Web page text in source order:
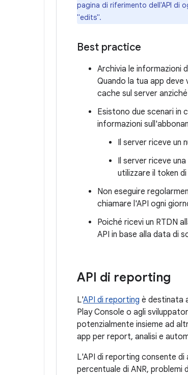
pagina di riferimento dell'API di
"edits".
Best practice
Archivia le informazioni
Quando la tua app
cache sul server
Esistono due scenari in
informazioni
Il server riceve un
Il server riceve
utilizzare il token
Non eseguire
chiamare l'API ogni
Poiché ricevi un RTDN
API in base alla data di
API di reporting
L'API di reporting è destinata
Play Console o agli
potenzialmente insieme ad
app per report, analisi e
L'API di reporting consente
percentuale di ANR, problemi